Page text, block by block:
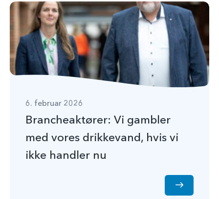
6. februar 2026
Brancheaktører: Vi gambler
med vores drikkevand, hvis vi
ikke handler nu